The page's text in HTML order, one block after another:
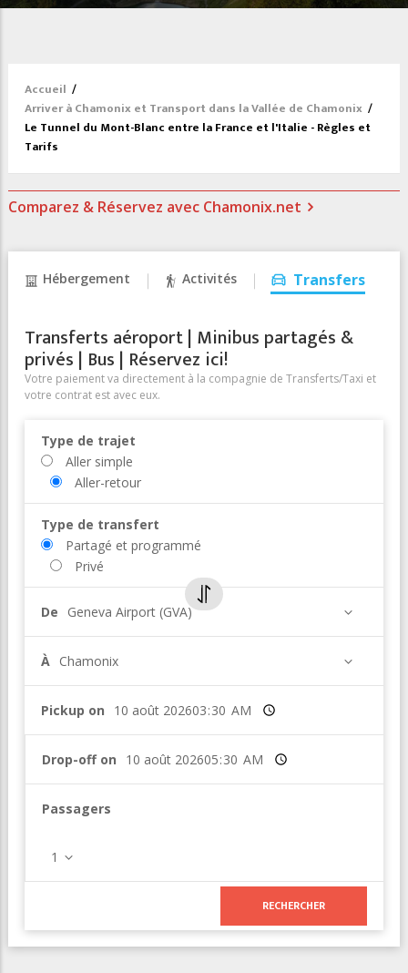
Accueil /
Arriver à Chamonix et Transport dans la Vallée de Chamonix /
Le Tunnel du Mont-Blanc entre la France et l'Italie - Règles et
Tarifs
Comparez & Réservez avec Chamonix.net
Hébergement Activités Transfers
Transferts aéroport | Minibus partagés &
privés | Bus | Réservez ici!
Votre paiement va directement à la compagnie de Transferts/Taxi et
votre contrat est avec eux.
Type de trajet
Aller simple
Aller-retour
Type de transfert
Partagé et programmé
Privé
De Geneva Airport (GVA)
À Chamonix
Pickup on Heure
Drop-off on Heure
Passagers
1